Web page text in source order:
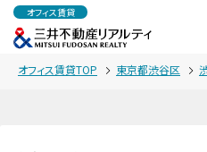
オフィス賃貸
オフィス賃貸TOP 東京都渋谷区